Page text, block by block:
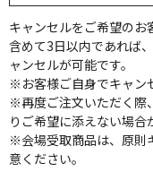
キャンセルをご希望の
含めて3日以内であれば
ャンセルが可能です。
※お客様ご自身でキャン
※再度ご注文いただく際
りご希望に添えない場合
※会場受取商品は、原則
意ください。